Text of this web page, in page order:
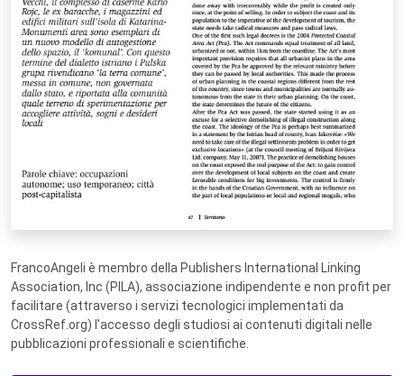
FrancoAngeli è membro della Publishers International Linking
Association, Inc (PILA), associazione indipendente e non profit per
facilitare (attraverso i servizi tecnologici implementati da
CrossRef.org) l’accesso degli studiosi ai contenuti digitali nelle
pubblicazioni professionali e scientifiche.